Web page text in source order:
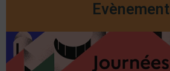
Evènement